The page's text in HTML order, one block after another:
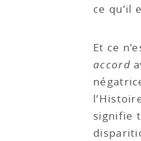
ce qu’il
Et ce
accord
signifie